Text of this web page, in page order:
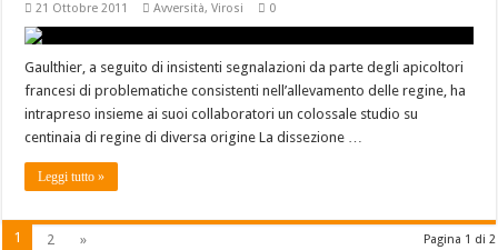
21 Ottobre 2011 Avversità,Virosi 0
Gaulthier, a seguito di insistenti segnalazioni da parte degli apicoltori
francesi di problematiche consistenti nell’allevamento delle regine, ha
intrapreso insieme ai suoi collaboratori un colossale studio su
centinaia di regine di diversa origine La dissezione …
Leggi tutto »
Pagina 1 di 2
1 2 »